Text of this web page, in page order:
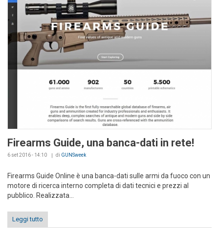
Firearms Guide, una banca-dati in rete!
6 set 2016 - 14:10 di GUNSweek
Firearms Guide Online è una banca-dati sulle armi da fuoco con un
motore di ricerca interno completa di dati tecnici e prezzi al
pubblico. Realizzata...
Leggi tutto